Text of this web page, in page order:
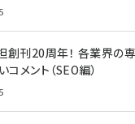
創刊20周年！ 各業界の
コメント（SEO編）